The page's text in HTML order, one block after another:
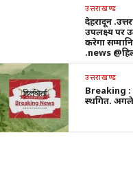
उत्तराखण्ड
देहरादून
उपलक्ष्य पर
करेगा
.news @हिल
उत्तराखण्ड
Breaking :
स्थगित.